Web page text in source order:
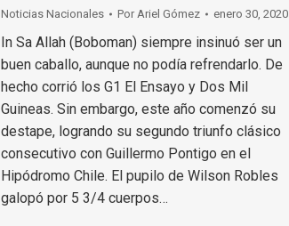
Noticias Nacionales Por Ariel Gómez enero 30, 2020
In Sa Allah (Boboman) siempre insinuó ser un
buen caballo, aunque no podía refrendarlo. De
hecho corrió los G1 El Ensayo y Dos Mil
Guineas. Sin embargo, este año comenzó su
destape, logrando su segundo triunfo clásico
consecutivo con Guillermo Pontigo en el
Hipódromo Chile. El pupilo de Wilson Robles
galopó por 5 3/4 cuerpos…